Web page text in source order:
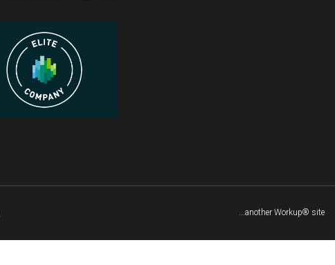
...another Workup® site